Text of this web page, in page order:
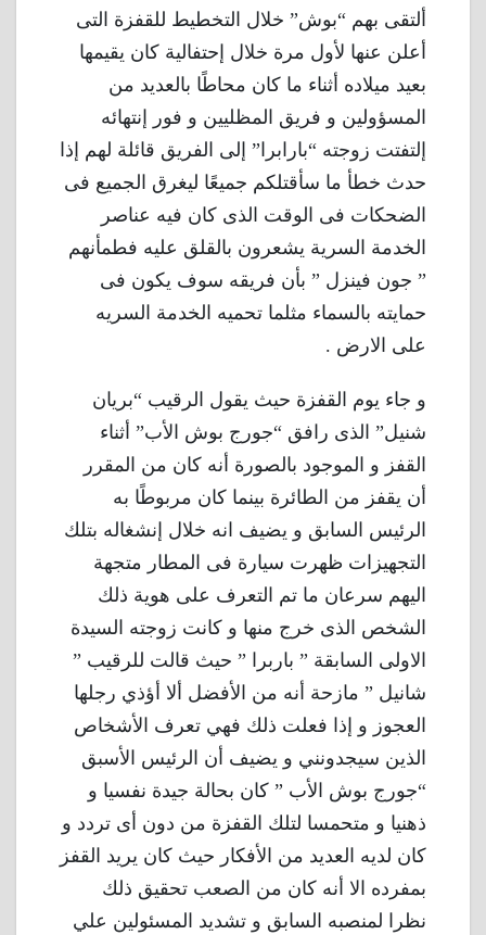
ألتقى بهم “بوش” خلال التخطيط للقفزة التى
أعلن عنها لأول مرة خلال إحتفالية كان يقيمها
بعيد ميلاده أثناء ما كان محاطًا بالعديد من
المسؤولين و فريق المظليين و فور إنتهائه
إلتفتت زوجته “بارابرا” إلى الفريق قائلة لهم إذا
حدث خطأ ما سأقتلكم جميعًا ليغرق الجميع فى
الضحكات فى الوقت الذى كان فيه عناصر
الخدمة السرية يشعرون بالقلق عليه فطمأنهم
” جون فينزل ” بأن فريقه سوف يكون فى
حمايته بالسماء مثلما تحميه الخدمة السريه
على الارض .
و جاء يوم القفزة حيث يقول الرقيب “بريان
شنيل” الذى رافق “جورج بوش الأب” أثناء
القفز و الموجود بالصورة أنه كان من المقرر
أن يقفز من الطائرة بينما كان مربوطًا به
الرئيس السابق و يضيف انه خلال إنشغاله بتلك
التجهيزات ظهرت سيارة فى المطار متجهة
اليهم سرعان ما تم التعرف على هوية ذلك
الشخص الذى خرج منها و كانت زوجته السيدة
الاولى السابقة ” باربرا ” حيث قالت للرقيب ”
شانيل ” مازحة أنه من الأفضل ألا أؤذي رجلها
العجوز و إذا فعلت ذلك فهي تعرف الأشخاص
الذين سيجدونني و يضيف أن الرئيس الأسبق
“جورج بوش الأب ” كان بحالة جيدة نفسيا و
ذهنيا و متحمسا لتلك القفزة من دون أى تردد و
كان لديه العديد من الأفكار حيث كان يريد القفز
بمفرده الا أنه كان من الصعب تحقيق ذلك
نظرا لمنصبه السابق و تشديد المسئولين علي